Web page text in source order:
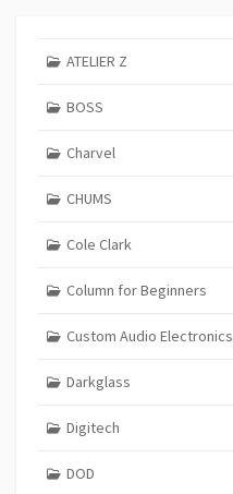
ATELIER Z
BOSS
Charvel
CHUMS
Cole Clark
Column for Beginners
Custom Audio Electronics
Darkglass
Digitech
DOD